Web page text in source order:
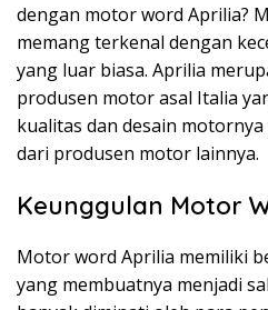
dengan motor word Aprilia?
memang terkenal dengan
yang luar biasa. Aprilia
produsen motor asal Italia
kualitas dan desain
dari produsen motor lainnya.
Keunggulan Motor
Motor word Aprilia memiliki
yang membuatnya menjadi